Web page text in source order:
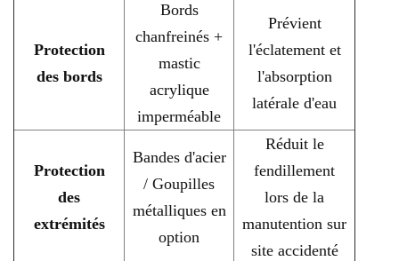
Protection
des bords
Bords
chanfreinés +
mastic
acrylique
imperméable
Prévient
l'éclatement et
l'absorption
latérale d'eau
Protection
des
extrémités
Bandes d'acier
/ Goupilles
métalliques en
option
Réduit le
fendillement
lors de la
manutention sur
site accidenté